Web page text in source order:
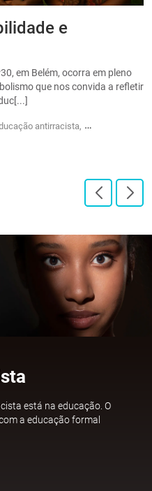
e
em Belém, ocorra em pleno
que nos convida a refletir
antirracista, Sustentabilidade
está na educação. O
a educação formal